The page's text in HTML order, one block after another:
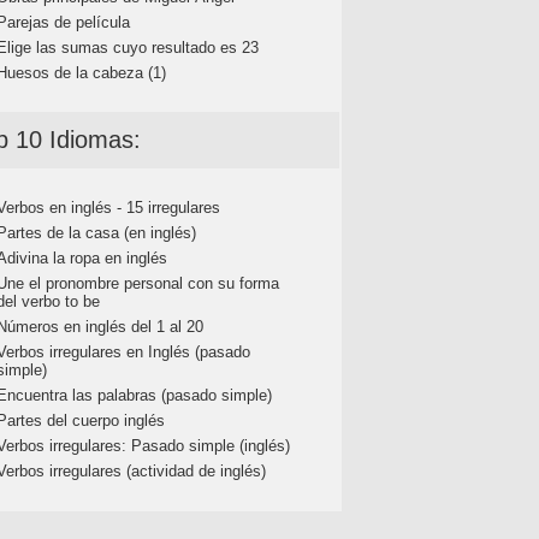
de película
las sumas cuyo resultado es 23
de la cabeza (1)
10 Idiomas:
en inglés - 15 irregulares
de la casa (en inglés)
la ropa en inglés
el pronombre personal con su forma
verbo to be
en inglés del 1 al 20
irregulares en Inglés (pasado
las palabras (pasado simple)
del cuerpo inglés
irregulares: Pasado simple (inglés)
irregulares (actividad de inglés)